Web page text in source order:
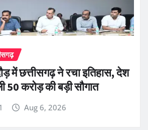
में छत्तीसगढ़ ने रचा इतिहास, देश
50 करोड़ की बड़ी सौगात
Aug 6, 2026